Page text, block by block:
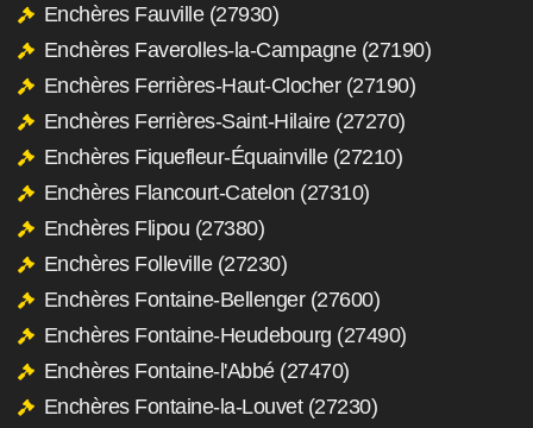
Enchères Fauville (27930)
Enchères Faverolles-la-Campagne (27190)
Enchères Ferrières-Haut-Clocher (27190)
Enchères Ferrières-Saint-Hilaire (27270)
Enchères Fiquefleur-Équainville (27210)
Enchères Flancourt-Catelon (27310)
Enchères Flipou (27380)
Enchères Folleville (27230)
Enchères Fontaine-Bellenger (27600)
Enchères Fontaine-Heudebourg (27490)
Enchères Fontaine-l'Abbé (27470)
Enchères Fontaine-la-Louvet (27230)